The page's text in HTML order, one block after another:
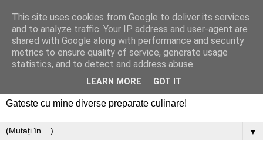
Gateste cu mine diverse preparate culinare!
▼
This site uses cookies from Google to deliver its services
and to analyze traffic. Your IP address and user-agent are
shared with Google along with performance and security
metrics to ensure quality of service, generate usage
statistics, and to detect and address abuse.
LEARN MORE GOT IT